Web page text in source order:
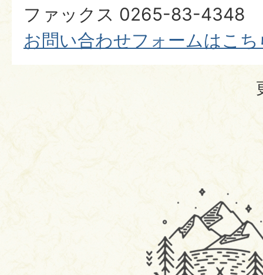
ファックス 0265-83-4348
お問い合わせフォームはこち
根
市